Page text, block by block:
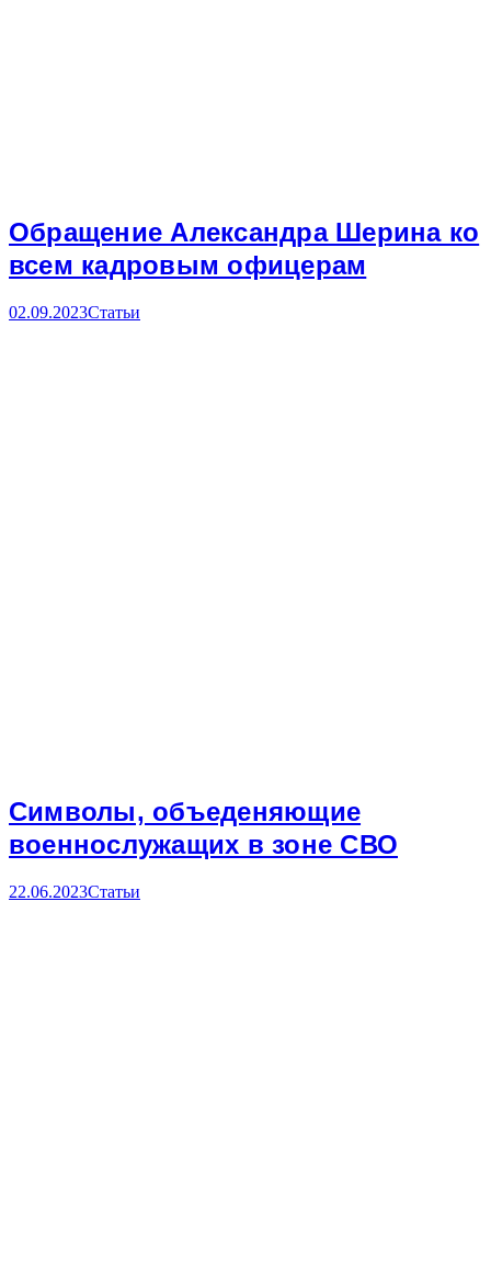
Обращение Александра Шерина ко
всем кадровым офицерам
02.09.2023Статьи
Символы, объеденяющие
военнослужащих в зоне СВО
22.06.2023Статьи